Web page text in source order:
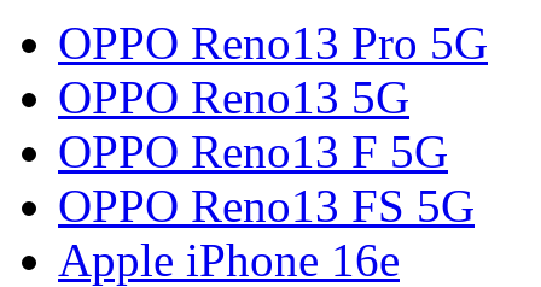
OPPO Reno13 Pro 5G
OPPO Reno13 5G
OPPO Reno13 F 5G
OPPO Reno13 FS 5G
Apple iPhone 16e